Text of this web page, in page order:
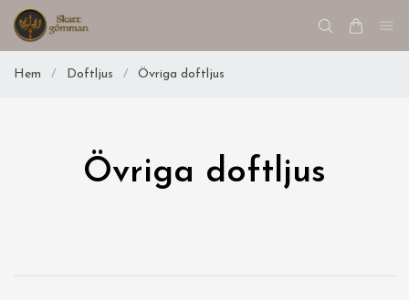
Hem / Doftljus / Övriga doftljus
Övriga doftljus